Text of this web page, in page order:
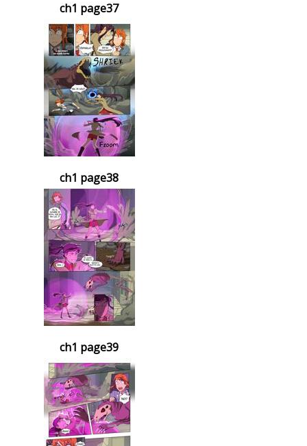
ch1 page37
ch1 page38
ch1 page39